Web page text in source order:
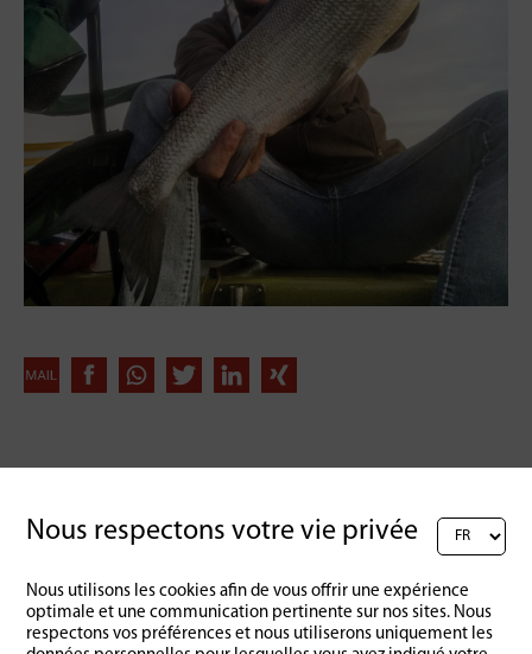
Nous respectons votre vie privée
Nous utilisons les cookies afin de vous offrir une expérience
optimale et une communication pertinente sur nos sites. Nous
respectons vos préférences et nous utiliserons uniquement les